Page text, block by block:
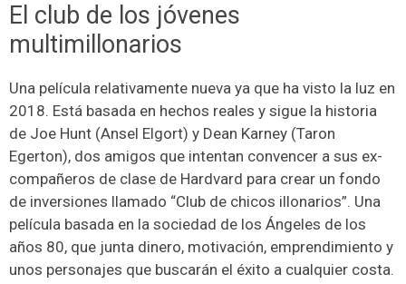
El club de los jóvenes
multimillonarios
Una película relativamente nueva ya que ha visto la luz en
2018. Está basada en hechos reales y sigue la historia
de Joe Hunt (Ansel Elgort) y Dean Karney (Taron
Egerton), dos amigos que intentan convencer a sus ex-
compañeros de clase de Hardvard para crear un fondo
de inversiones llamado “Club de chicos illonarios”. Una
película basada en la sociedad de los Ángeles de los
años 80, que junta dinero, motivación, emprendimiento y
unos personajes que buscarán el éxito a cualquier costa.